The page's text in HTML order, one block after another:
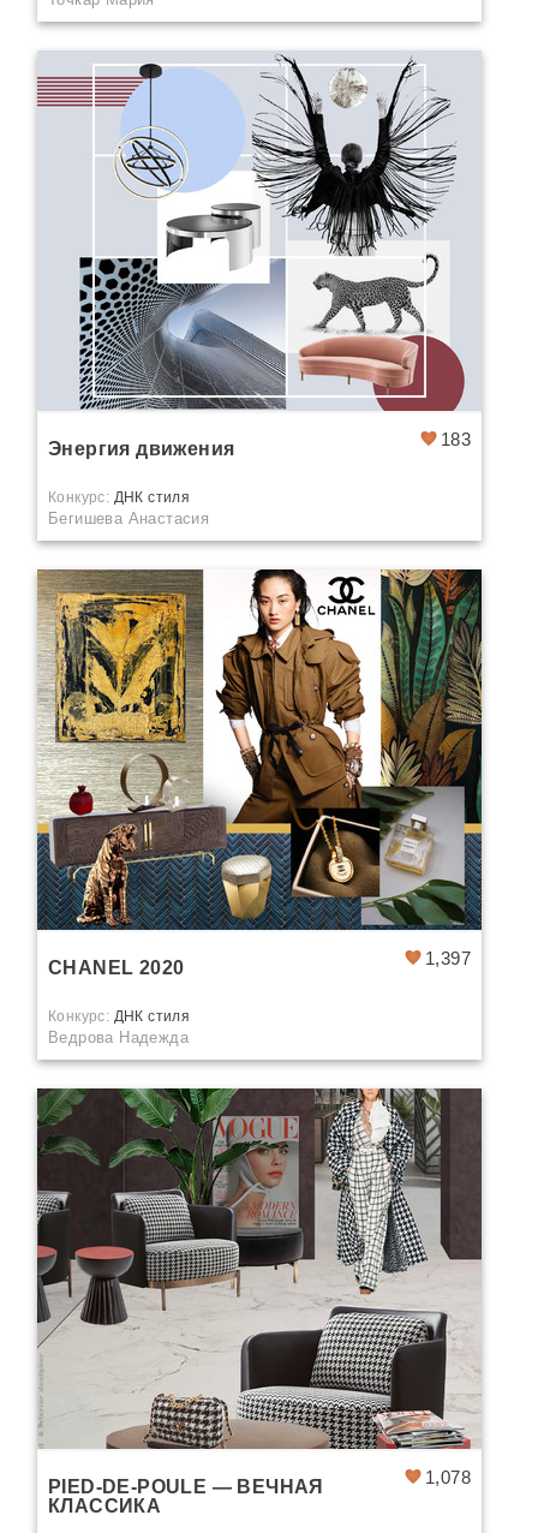
183
Энергия движения
Конкурс: ДНК стиля
Бегишева Анастасия
1,397
CHANEL 2020
Конкурс: ДНК стиля
Ведрова Надежда
1,078
PIED-DE-POULE — ВЕЧНАЯ
КЛАССИКА